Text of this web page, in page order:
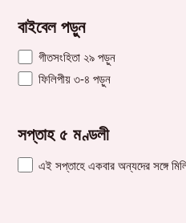
বাইবেল পড়ুন
গীতসংহিতা ২৯ পড়ুন
ফিলিপীয় ৩-৪ পড়ুন
সপ্তাহ ৫ মণ্ডলী
এই সপ্তাহে একবার অন্যদের সঙ্গে